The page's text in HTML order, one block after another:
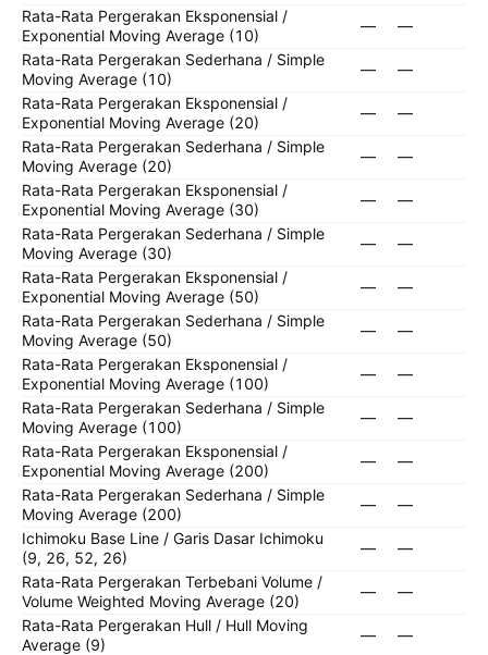
Rata-Rata Pergerakan Eksponensial /
Exponential Moving Average (10)
—
—
Rata-Rata Pergerakan Sederhana / Simple
Moving Average (10)
—
—
Rata-Rata Pergerakan Eksponensial /
Exponential Moving Average (20)
—
—
Rata-Rata Pergerakan Sederhana / Simple
Moving Average (20)
—
—
Rata-Rata Pergerakan Eksponensial /
Exponential Moving Average (30)
—
—
Rata-Rata Pergerakan Sederhana / Simple
Moving Average (30)
—
—
Rata-Rata Pergerakan Eksponensial /
Exponential Moving Average (50)
—
—
Rata-Rata Pergerakan Sederhana / Simple
Moving Average (50)
—
—
Rata-Rata Pergerakan Eksponensial /
Exponential Moving Average (100)
—
—
Rata-Rata Pergerakan Sederhana / Simple
Moving Average (100)
—
—
Rata-Rata Pergerakan Eksponensial /
Exponential Moving Average (200)
—
—
Rata-Rata Pergerakan Sederhana / Simple
Moving Average (200)
—
—
Ichimoku Base Line / Garis Dasar Ichimoku
(9, 26, 52, 26)
—
—
Rata-Rata Pergerakan Terbebani Volume /
Volume Weighted Moving Average (20)
—
—
Rata-Rata Pergerakan Hull / Hull Moving
Average (9)
— —